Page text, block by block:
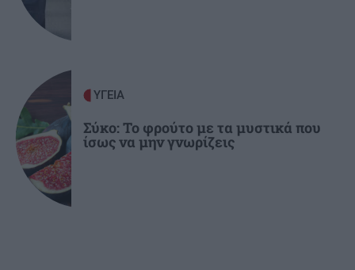
ΥΓΕΙΑ
Σύκο: Το φρούτο με τα μυστικά που
ίσως να μην γνωρίζεις